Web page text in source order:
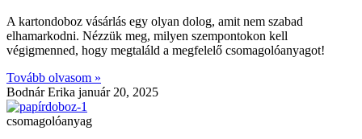
A kartondoboz vásárlás egy olyan dolog, amit nem szabad
elhamarkodni. Nézzük meg, milyen szempontokon kell
végigmenned, hogy megtaláld a megfelelő csomagolóanyagot!
Tovább olvasom »
Bodnár Erika január 20, 2025
csomagolóanyag